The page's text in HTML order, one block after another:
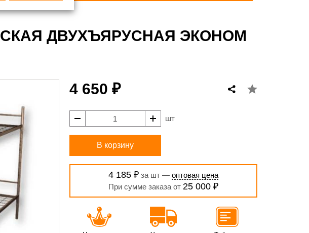
ДВУХЪЯРУСНАЯ ЭКОНОМ
4 650 ₽
шт
В корзину
4 185 ₽за шт — оптовая цена
При сумме заказа от 25 000 ₽